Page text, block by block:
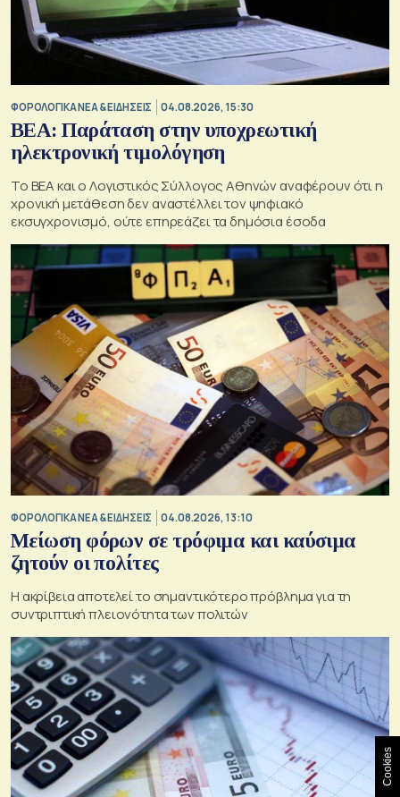
ΦΟΡΟΛΟΓΙΚΑ ΝΕΑ & EΙΔΗΣΕΙΣ 04.08.2026, 15:30
BEA: Παράταση στην υποχρεωτική
ηλεκτρονική τιμολόγηση
To BEA και ο Λογιστικός Σύλλογος Αθηνών αναφέρουν ότι η
χρονική μετάθεση δεν αναστέλλει τον ψηφιακό
εκσυγχρονισμό, ούτε επηρεάζει τα δημόσια έσοδα
ΦΟΡΟΛΟΓΙΚΑ ΝΕΑ & EΙΔΗΣΕΙΣ 04.08.2026, 13:10
Μείωση φόρων σε τρόφιμα και καύσιμα
ζητούν οι πολίτες
Η ακρίβεια αποτελεί το σημαντικότερο πρόβλημα για τη
συντριπτική πλειονότητα των πολιτών
Cookies